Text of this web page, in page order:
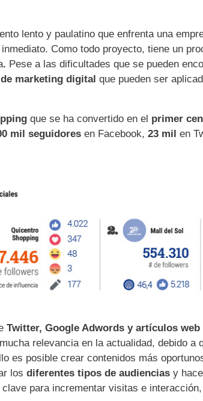
lento y paulatino que enfrenta una
Como todo proyecto, tiene un
. Pese a las dificultades que se pueden
marketing digitalque pueden ser
que se ha convertido en el primer
mil seguidoresen Facebook, 23 milen
Twitter, Google Adwords y artículos web
relevancia en la actualidad, debido a
es posible crear contenidos más
los diferentes tipos de audienciasy
para incrementar visitas e